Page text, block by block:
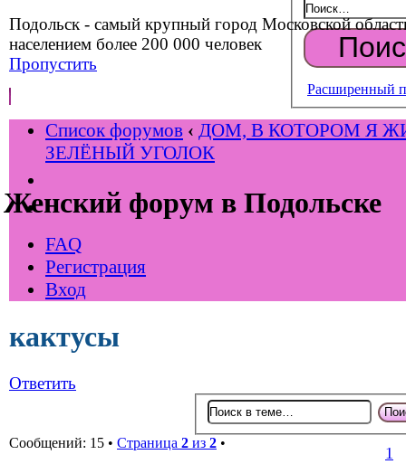
Подольск - самый крупный город Московской
населением более 200 000 человек
Пропустить
Женский форум в Подольске
Расширенный
Список форумов ‹ ДОМ, В КОТОРОМ Я
ЗЕЛЁНЫЙ УГОЛОК
FAQ
Регистрация
Вход
кактусы
Ответить
Сообщений: 15 • Страница 2 из 2 •
1